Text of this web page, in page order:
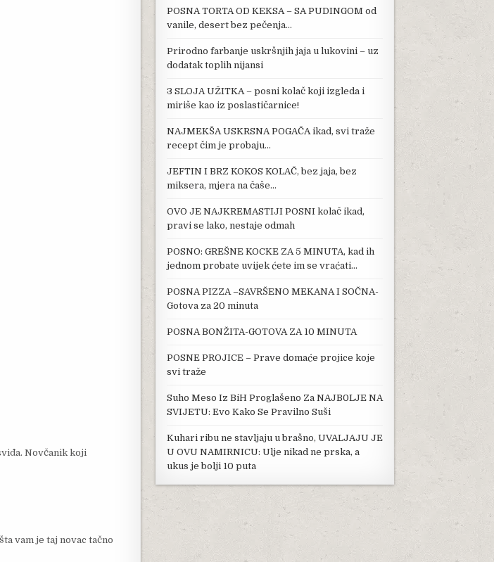
Novčanik koji
vam je taj novac tačno
POSNA TORTA OD KEKSA – SA PUDINGOM od
vanile, desert bez pečenja…
Prirodno farbanje uskršnjih jaja u lukovini – uz
dodatak toplih nijansi
3 SLOJA UŽITKA – posni kolač koji izgleda i
miriše kao iz poslastičarnice!
NAJMEKŠA USKRSNA POGAČA ikad, svi traže
recept čim je probaju…
JEFTIN I BRZ KOKOS KOLAČ, bez jaja, bez
miksera, mjera na čaše…
OVO JE NAJKREMASTIJI POSNI kolač ikad,
pravi se lako, nestaje odmah
POSNO: GREŠNE KOCKE ZA 5 MINUTA, kad ih
jednom probate uvijek ćete im se vraćati…
POSNA PIZZA –SAVRŠENO MEKANA I SOČNA-
Gotova za 20 minuta
POSNA BONŽITA-GOTOVA ZA 10 MINUTA
POSNE PROJICE – Prave domaće projice koje
svi traže
Suho Meso Iz BiH Proglašeno Za NAJB0LJE NA
SVIJETU: Evo Kako Se Pravilno Suši
Kuhari ribu ne stavljaju u brašno, UVALJAJU JE
U OVU NAMIRNICU: Ulje nikad ne prska, a
ukus je bolji 10 puta